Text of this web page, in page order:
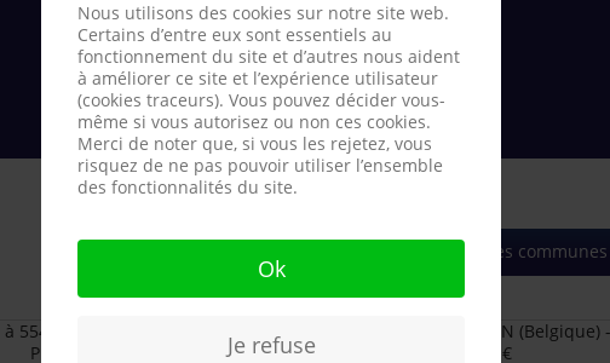
Toutes les communes
Nous utilisons des cookies sur notre site web.
Certains d’entre eux sont essentiels au
fonctionnement du site et d’autres nous aident
à améliorer ce site et l’expérience utilisateur
(cookies traceurs). Vous pouvez décider vous-
même si vous autorisez ou non ces cookies.
Merci de noter que, si vous les rejetez, vous
risquez de ne pas pouvoir utiliser l’ensemble
des fonctionnalités du site.
Ok
Je refuse